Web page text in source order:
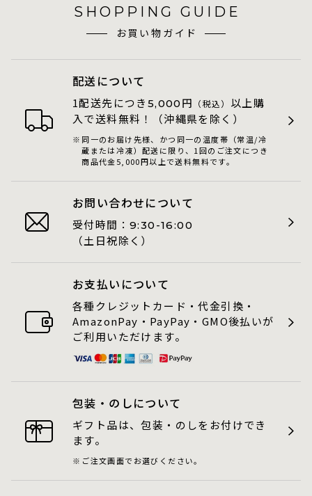
SHOPPING GUIDE
お買い物ガイド
配送について
1配送先につき 5,000 円 （税込） 以上購
入で送料無料！（沖縄県を除く）
同一のお届け先様、かつ同一の温度帯（常温/冷
蔵または冷凍）配送に限り、1回のご注文につき
商品代金5,000円以上で送料無料です。
お問い合わせについて
受付時間： 9:30-16:00
（土日祝除く）
お支払いについて
各種クレジットカード・代金引換・
AmazonPay・PayPay・GMO後払いが
ご利用いただけます。
包装・のしについて
ギフト品は、包装・のしをお付けでき
ます。
ご注文画面でお選びください。